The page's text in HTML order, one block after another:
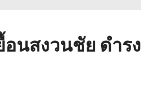
นสงวนชัย ดำรง